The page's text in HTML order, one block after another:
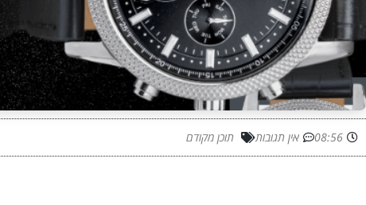
08:56 אין תגובות תוכן מקודם